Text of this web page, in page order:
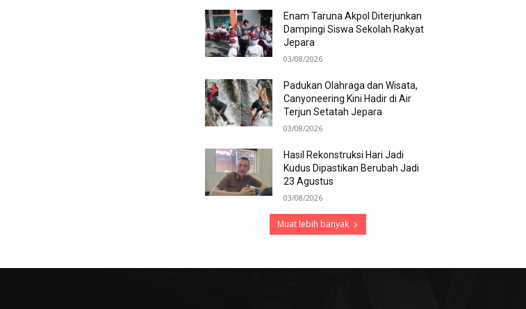
Enam Taruna Akpol Diterjunkan
Dampingi Siswa Sekolah Rakyat
Jepara
03/08/2026
Padukan Olahraga dan Wisata,
Canyoneering Kini Hadir di Air
Terjun Setatah Jepara
03/08/2026
Hasil Rekonstruksi Hari Jadi
Kudus Dipastikan Berubah Jadi
23 Agustus
03/08/2026
Muat lebih banyak